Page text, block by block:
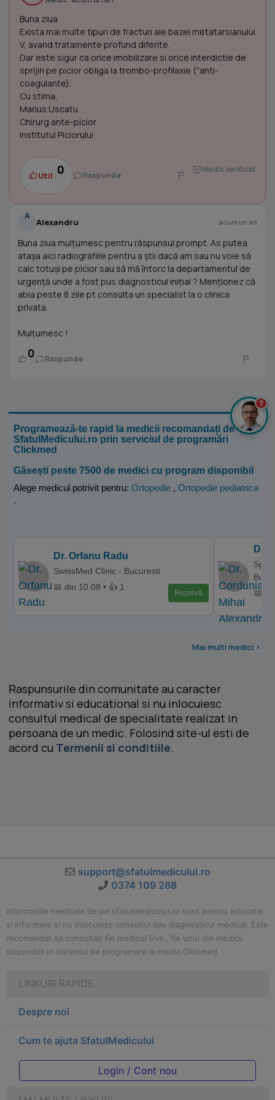
Buna ziua
Exista mai multe tipuri de fracturi ale bazei metatarsianului
V, avand tratamente profund diferite.
Dar este sigur ca orice imobilizare si orice interdictie de
sprijin pe picior obliga la trombo-profilaxie ("anti-
coagulante).
Cu stima,
Marius Uscatu
Chirurg ante-picior
Institutul Piciorului
Util ·0 Raspunde
Medic verificat
A
Alexandru acum un an
Buna ziua mulțumesc pentru răspunsul prompt. As putea
atașa aici radiografiile pentru a știi dacă am sau nu voie să
calc totuși pe picior sau să mă întorc la departamentul de
urgență unde a fost pus diagnosticul inițial ? Menționez că
abia peste 8 zile pt consulta un specialist la o clinica
privata.
Mulțumesc !
0 Raspunde
Programează-te rapid la medicii recomandați de
SfatulMedicului.ro prin serviciul de programări
Clickmed
Găsești peste 7500 de medici cu program disponibil
Alege medicul potrivit pentru: Ortopedie , Ortopedie pediatrica
.
Dr. Orfanu Radu
SwissMed Clinic - Bucuresti
📅 din 10.08 • 👍 1
Rezervă
Dr.
📅
Mai multi medici >
Raspunsurile din comunitate au caracter
informativ si educational si nu inlocuiesc
consultul medical de specialitate realizat in
persoana de un medic. Folosind site-ul esti de
acord cu Termenii si conditiile.
support@sfatulmedicului.ro
0374 109 268
Informatiile medicale de pe sfatulmedicului.ro sunt pentru educatie
si informare si nu inlocuiesc consultul sau diagnosticul medical. Este
recomandat sa consultati fie medicul Dvs., fie unul din medicii
disponibili in sistemul de programare la medic Clickmed.
LINKURI RAPIDE
Despre noi
Cum te ajuta SfatulMedicului
Login / Cont nou
?